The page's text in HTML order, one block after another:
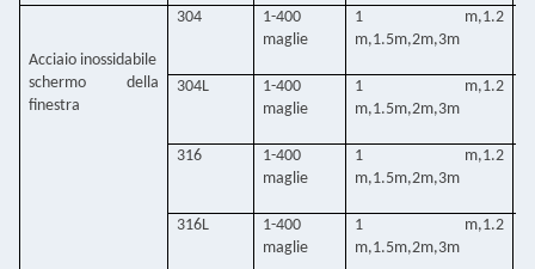
Acciaio inossidabile
schermo della
finestra
304
1-400
maglie
1 m,1.2
m,1.5m,2m,3m
304L
1-400
maglie
1 m,1.2
m,1.5m,2m,3m
316
1-400
maglie
1 m,1.2
m,1.5m,2m,3m
316L
1-400
maglie
1 m,1.2
m,1.5m,2m,3m